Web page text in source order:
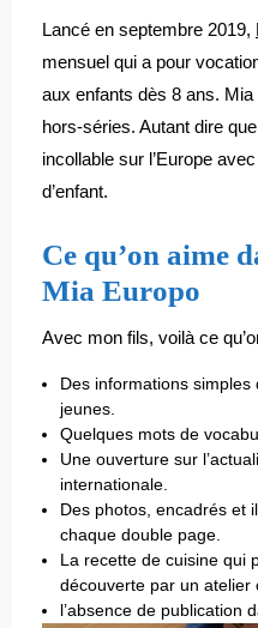
Lancé en septembre 2019,
mensuel qui a pour
aux enfants dès 8 ans.
hors-séries. Autant dire
incollable sur l’Europe
d’enfant.
Ce qu’on aime
Mia Europo
Avec mon fils, voilà ce
Des informations
jeunes.
Quelques mots de
Une ouverture sur
internationale.
Des photos, encadrés et
chaque double page.
La recette de cuisine qui
découverte par un atelier
l’absence de publication